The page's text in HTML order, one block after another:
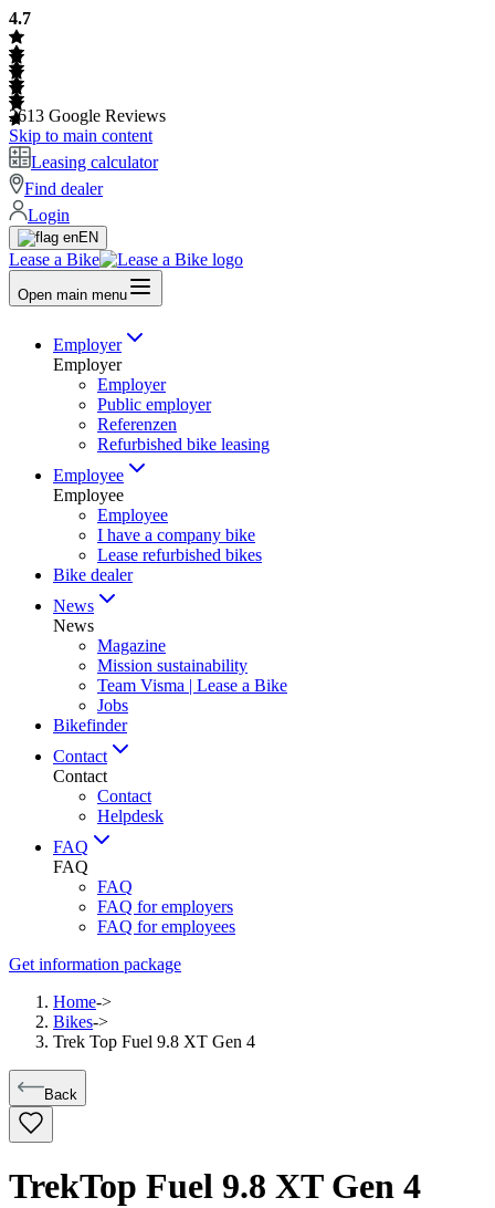
4.7
2613 Google Reviews
Skip to main content
Leasing calculator
Find dealer
Login
EN
Lease a Bike
Open main menu
Employer
Employer
Employer
Public employer
Referenzen
Refurbished bike leasing
Employee
Employee
Employee
I have a company bike
Lease refurbished bikes
Bike dealer
News
News
Magazine
Mission sustainability
Team Visma | Lease a Bike
Jobs
Bikefinder
Contact
Contact
Contact
Helpdesk
FAQ
FAQ
FAQ
FAQ for employers
FAQ for employees
Get information package
Home->
Bikes->
Trek Top Fuel 9.8 XT Gen 4
Back
TrekTop Fuel 9.8 XT Gen 4